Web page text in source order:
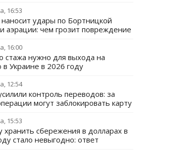
16:53
наносит удары по Бортницкой
аэрации: чем грозит повреждение
16:00
стажа нужно для выхода на
в Украине в 2026 году
12:54
контроль переводов: за
могут заблокировать карту
15:53
хранить сбережения в долларах в
стало невыгодно: ответ